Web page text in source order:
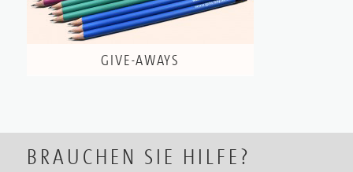
GIVE-AWAYS
BRAUCHEN SIE HILFE?